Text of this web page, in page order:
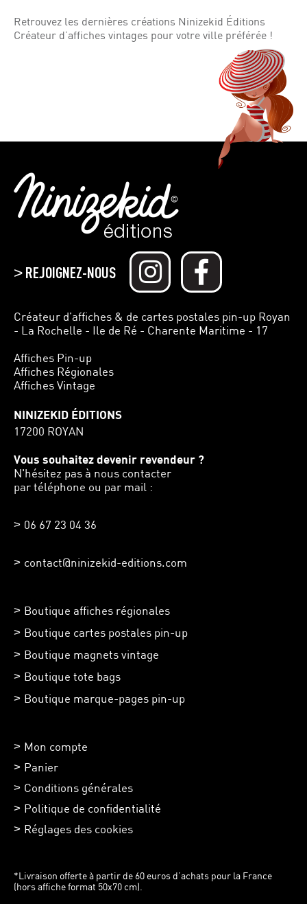
Retrouvez les dernières créations Ninizekid Éditions
Créateur d’affiches vintages pour votre ville préférée !
>REJOIGNEZ-NOUS
Créateur d’affiches & de cartes postales pin-up Royan
- La Rochelle - Ile de Ré - Charente Maritime - 17
Affiches Pin-up
Affiches Régionales
Affiches Vintage
NINIZEKID ÉDITIONS
17200 ROYAN
Vous souhaitez devenir revendeur ?
N'hésitez pas à nous contacter
par téléphone ou par mail :
06 67 23 04 36
contact@ninizekid-editions.com
Boutique affiches régionales
Boutique cartes postales pin-up
Boutique magnets vintage
Boutique tote bags
Boutique marque-pages pin-up
Mon compte
Panier
Conditions générales
Politique de confidentialité
Réglages des cookies
*Livraison offerte à partir de 60 euros d’achats pour la France
(hors affiche format 50x70 cm).